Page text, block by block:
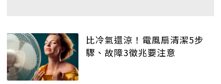
比冷氣還涼！電風扇清潔5步
驟、故障3徵兆要注意